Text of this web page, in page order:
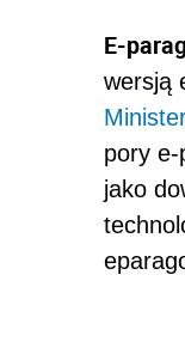
E-
wersją
pory
jako